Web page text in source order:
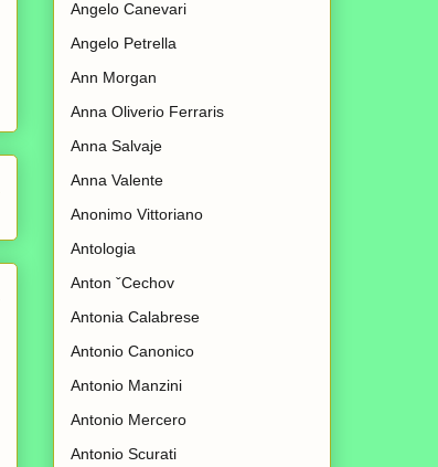
Angelo Canevari
Angelo Petrella
Ann Morgan
Anna Oliverio Ferraris
Anna Salvaje
Anna Valente
Anonimo Vittoriano
Antologia
Anton ˇCechov
Antonia Calabrese
Antonio Canonico
Antonio Manzini
Antonio Mercero
Antonio Scurati